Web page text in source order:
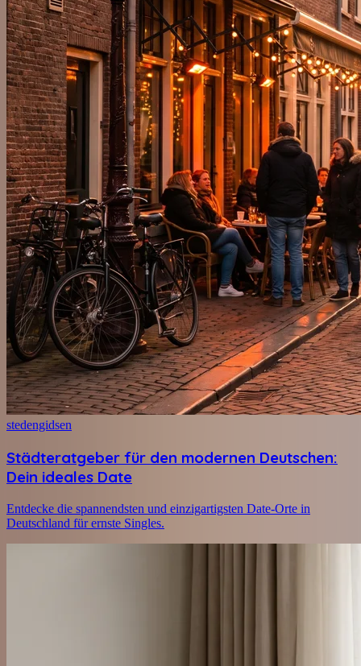
stedengidsen
Städteratgeber für den modernen Deutschen:
Dein ideales Date
Entdecke die spannendsten und einzigartigsten Date-Orte in
Deutschland für ernste Singles.